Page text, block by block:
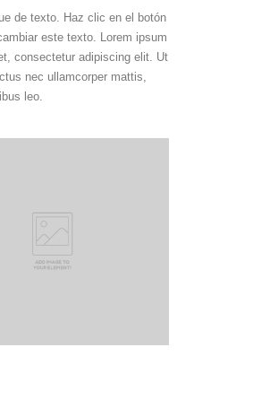
de texto. Haz clic en el botón
este texto. Lorem ipsum
consectetur adipiscing elit. Ut
nec ullamcorper mattis,
leo.